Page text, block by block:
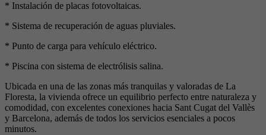
* Instalación de placas fotovoltaicas.
* Sistema de recuperación de aguas pluviales.
* Punto de carga para vehículo eléctrico.
* Piscina con sistema de electrólisis salina.
Ubicada en una de las zonas más tranquilas y valoradas de La
Floresta, la vivienda ofrece un equilibrio perfecto entre naturaleza y
comodidad, con excelentes conexiones hacia Sant Cugat del Vallès
y Barcelona, además de todos los servicios esenciales a pocos
minutos.